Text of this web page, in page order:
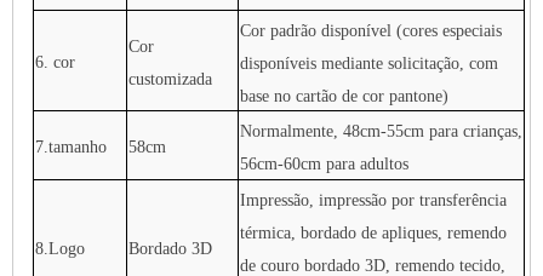
6. cor
Cor
customizada
Cor padrão disponível (cores especiais
disponíveis mediante solicitação, com
base no cartão de cor pantone)
7.tamanho 58cm
Normalmente, 48cm-55cm para crianças,
56cm-60cm para adultos
8.Logo Bordado 3D
Impressão, impressão por transferência
térmica, bordado de apliques, remendo
de couro bordado 3D, remendo tecido,